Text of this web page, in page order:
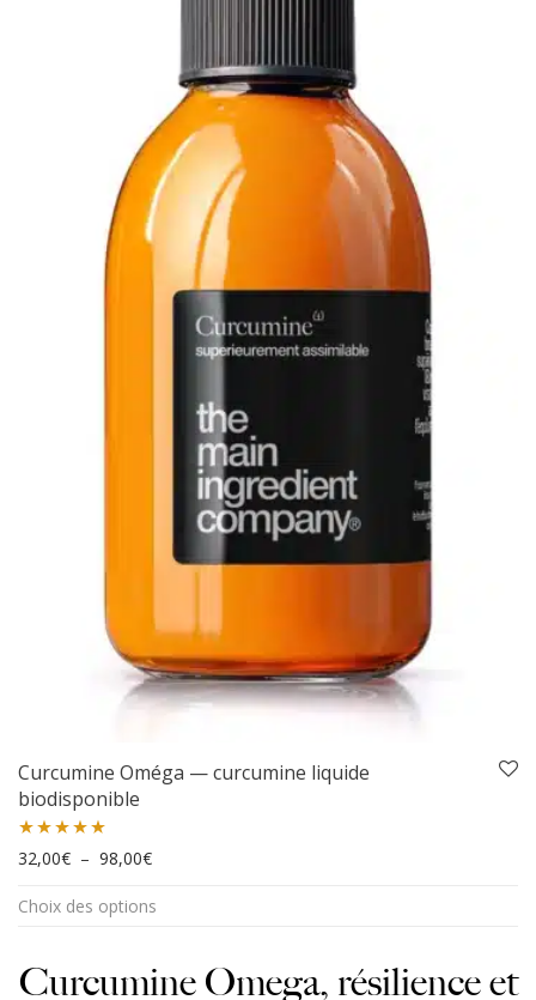
Curcumine Oméga — curcumine liquide
biodisponible
Note5.00
32,00€ – 98,00€Plage de prix : 32,00€ à 98,00€
Choix des options
produit
variations.
Curcumine Omega, résilience et